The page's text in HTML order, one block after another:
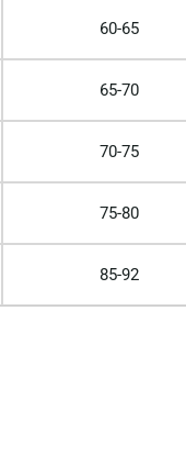
60-65
65-70
70-75
75-80
85-92